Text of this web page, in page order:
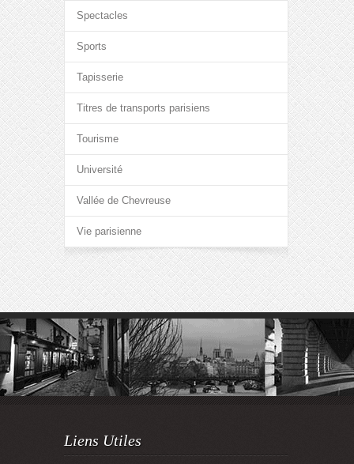
Spectacles
Sports
Tapisserie
Titres de transports parisiens
Tourisme
Université
Vallée de Chevreuse
Vie parisienne
Liens Utiles